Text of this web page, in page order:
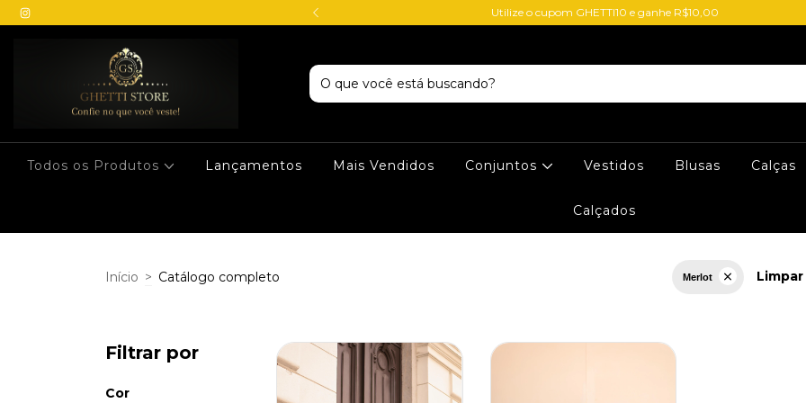
DESCONTO VIA PIX Utilize o cupom GHETTI10 e ganhe R$10,00
Todos os Produtos Lançamentos Mais Vendidos Conjuntos Vestidos Blusas Calças
Calçados
Início > Catálogo completo Merlot
Filtrar por
Cor